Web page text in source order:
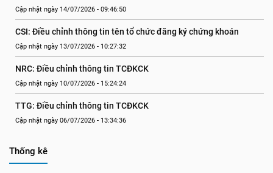
Cập nhật ngày 14/07/2026 - 09:46:50
CSI: Điều chỉnh thông tin tên tổ chức đăng ký chứng khoán
Cập nhật ngày 13/07/2026 - 10:27:32
NRC: Điều chỉnh thông tin TCĐKCK
Cập nhật ngày 10/07/2026 - 15:24:24
TTG: Điều chỉnh thông tin TCĐKCK
Cập nhật ngày 06/07/2026 - 13:34:36
Thống kê